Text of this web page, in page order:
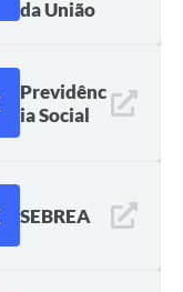
da União
Previdênc
ia Social
SEBREA